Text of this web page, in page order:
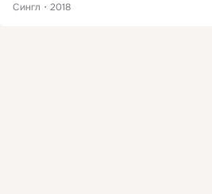
Сингл
2018